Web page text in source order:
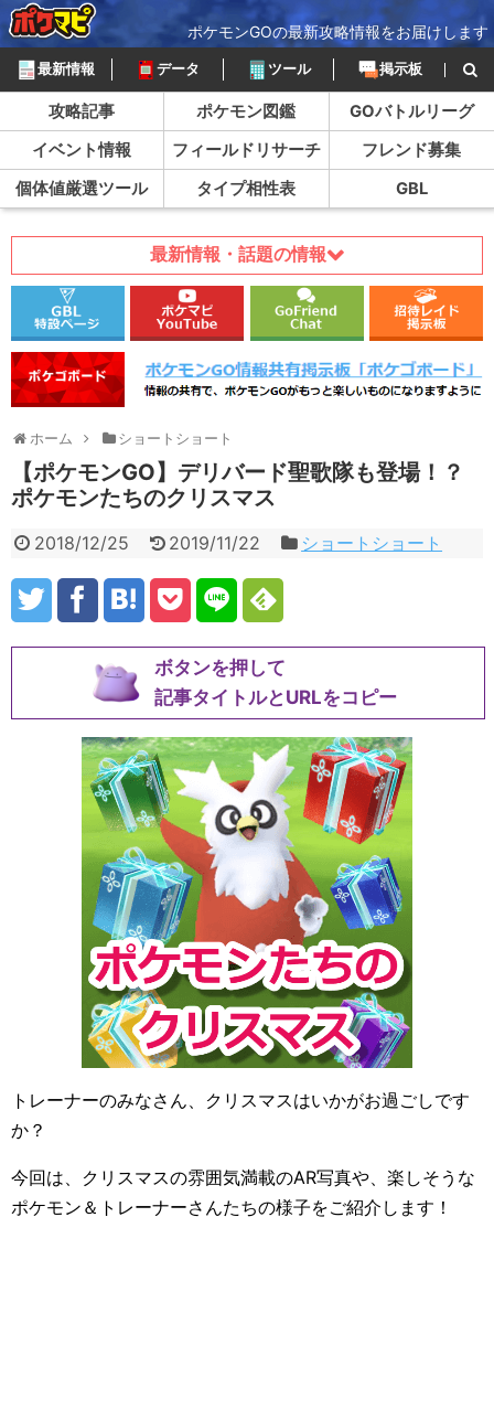
ポケモンGOの最新攻略情報をお届けします
最新情報 データ ツール 掲示板
攻略記事 ポケモン図鑑
GOバトルリーグ
イベント情報
フィールドリサーチ
フレンド募集
個体値厳選ツール
タイプ相性表 GBL
最新情報・話題の情報
ホーム ショートショート
【ポケモンGO】デリバード聖歌隊も登場！？
ポケモンたちのクリスマス
2018/12/25 2019/11/22 ショートショート
ボタンを押して
記事タイトルとURLをコピー
トレーナーのみなさん、クリスマスはいかがお過ごしです
か？
今回は、クリスマスの雰囲気満載のAR写真や、楽しそうな
ポケモン＆トレーナーさんたちの様子をご紹介します！